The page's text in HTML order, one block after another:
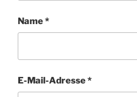
Name*
E-Mail-Adresse*